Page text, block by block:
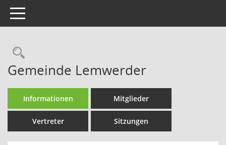
Toggle navigation
Rechercheauswahl
Gemeinde Lemwerder
Informationen Mitglieder
Vertreter Sitzungen